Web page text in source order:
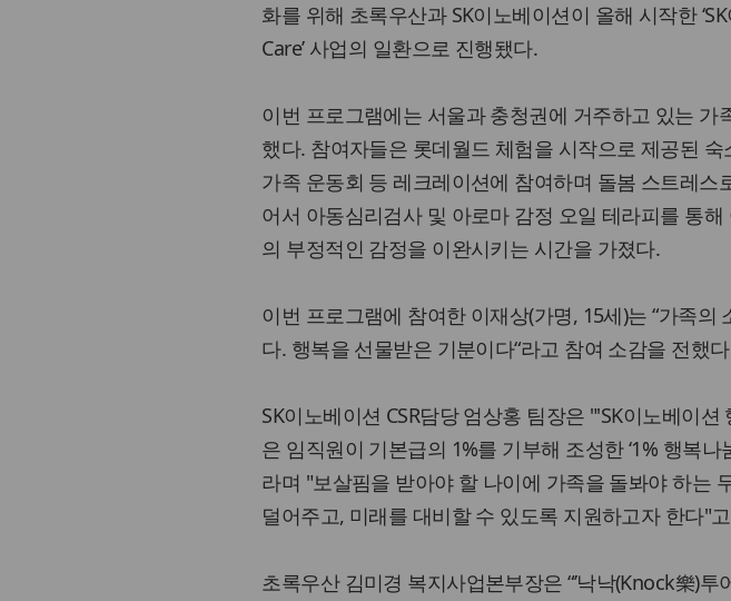
화를 위해 초록우산과 SK이노베이션이 올해 시작한
Care’ 사업의 일환으로 진행됐다.
이번 프로그램에는 서울과 충청권에 거주하고 있는 가
했다. 참여자들은 롯데월드 체험을 시작으로 제공된
가족 운동회 등 레크레이션에 참여하며 돌봄 스트레스
어서 아동심리검사 및 아로마 감정 오일 테라피를 통
의 부정적인 감정을 이완시키는 시간을 가졌다.
이번 프로그램에 참여한 이재상(가명, 15세)는 “가족
다. 행복을 선물받은 기분이다“라고 참여 소감을 전했
SK이노베이션 CSR담당 엄상홍 팀장은 "'SK이노베이
은 임직원이 기본급의 1%를 기부해 조성한 ‘1% 행복
라며 "보살핌을 받아야 할 나이에 가족을 돌봐야 하는
덜어주고, 미래를 대비할 수 있도록 지원하고자 한다"
초록우산 김미경 복지사업본부장은 “’낙낙(Knock樂)